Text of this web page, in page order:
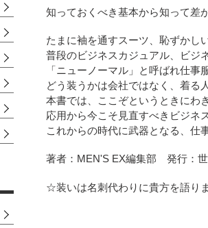
に
品
を
追
加
す
る
知っておくべき基本から知って差
たまに袖を通すスーツ、恥ずか
普段のビジネスカジュアル、ビジ
「ニューノーマル」と呼ばれ仕
どう装うかは会社ではなく、着る
本書では、ここぞというときにわ
応用から今こそ見直すべきビジネ
これからの時代に武器となる、仕
著者：MEN'S EX編集部 発行：
☆装いは名刺代わりに貴方を語り